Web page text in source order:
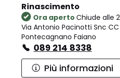
Rinascimento
Ora aperto Chiude alle
Via Antonio Pacinotti Snc
Pontecagnano Faiano
089 214 8338
Più informazioni